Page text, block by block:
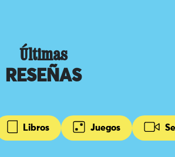
Últimas
RESEÑAS
Libros Juegos